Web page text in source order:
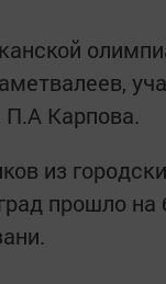
П.А Карпова.
из
прошло на